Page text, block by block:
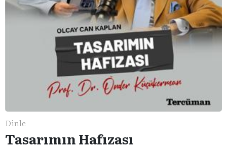
Dinle
Tasarımın Hafızası